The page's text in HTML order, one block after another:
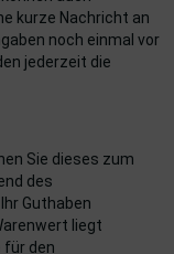
kurze Nachricht an
noch einmal vor
jederzeit die
Sie dieses zum
des
Guthaben
liegt
für den